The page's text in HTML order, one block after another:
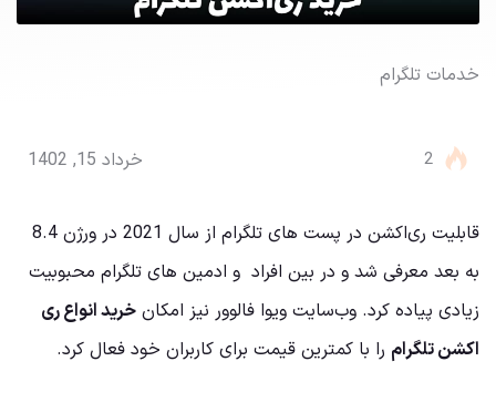
خدمات تلگرام
2 خرداد 15, 1402
قابلیت ری‌اکشن در پست های تلگرام از سال 2021 در ورژن 8.4
به بعد معرفی شد و در بین افراد و ادمین های تلگرام محبوبیت
زیادی پیاده کرد. وب‌سایت ویوا فالوور نیز امکان خرید انواع ری
اکشن تلگرام را با کمترین قیمت برای کاربران خود فعال کرد.